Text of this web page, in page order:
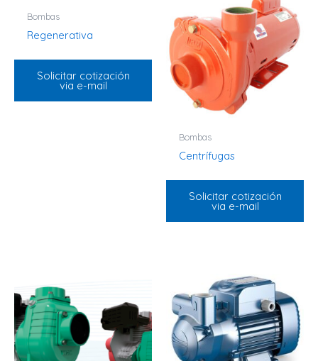
Bombas
Regenerativa
Solicitar cotización
via e-mail
Bombas
Centrífugas
Solicitar cotización
via e-mail